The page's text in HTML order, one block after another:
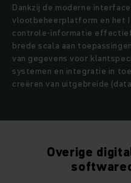
Dankzij de moderne
vlootbeheerplatform en het
controle-informatie
brede scala aan
van gegevens voor
systemen en integratie in
creëren van uitgebreide
Overige